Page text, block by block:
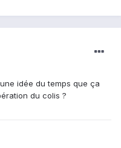
idée du temps que ça
du colis ?